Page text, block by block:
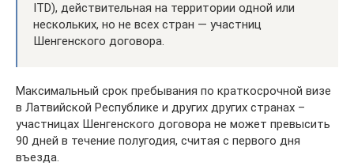
ITD), действительная на территории одной или
нескольких, но не всех стран — участниц
Шенгенского договора.
Максимальный срок пребывания по краткосрочной визе
в Латвийской Республике и других других странах –
участницах Шенгенского договора не может превысить
90 дней в течение полугодия, считая с первого дня
въезда.